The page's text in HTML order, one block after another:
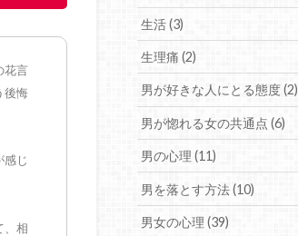
花言
後悔
感じ
、相
生活 (3)
生理痛 (2)
男が好きな人にとる態度 (2)
男が惚れる女の共通点 (6)
男の心理 (11)
男を落とす方法 (10)
男女の心理 (39)